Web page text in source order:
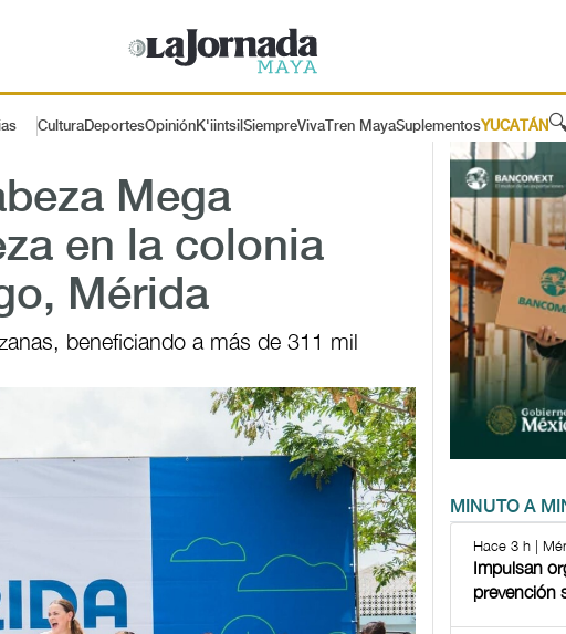
CulturaDeportesOpiniónK'iintsil SiempreViva Tren MayaSuplementosYUCATÁN
Mega
en la colonia
Mérida
beneficiando a más de 311 mil
MINUTO A
Hace 3 h |
Impulsan
prevención